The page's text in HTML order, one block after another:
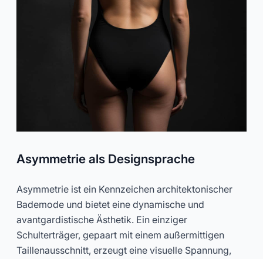
Asymmetrie als Designsprache
Asymmetrie ist ein Kennzeichen architektonischer
Bademode und bietet eine dynamische und
avantgardistische Ästhetik. Ein einziger
Schulterträger, gepaart mit einem außermittigen
Taillenausschnitt, erzeugt eine visuelle Spannung,